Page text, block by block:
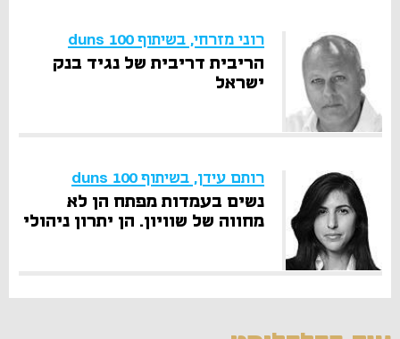
רוני מזרחי, בשיתוף duns 100
הריבית דריבית של נגיד בנק
ישראל
רותם עידן, בשיתוף duns 100
נשים בעמדות מפתח הן לא
מחווה של שוויון. הן יתרון ניהולי